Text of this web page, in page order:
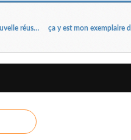
"Retiens ton souffle pour Souffle un peu", une nouvelle réussite!